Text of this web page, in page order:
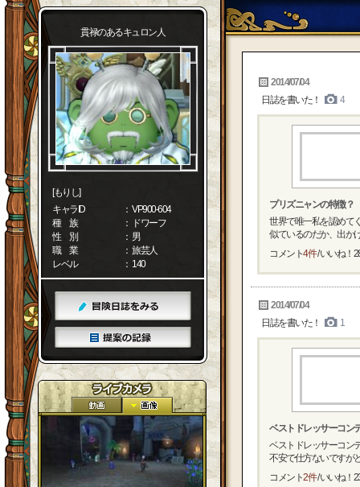
貫禄のあるキュロン人
[もりし]
キャラID
： VP900-604
種 族
： ドワーフ
性 別
： 男
職 業
： 旅芸人
レベル
： 140
2014/07/04
日誌を書いた！
4
プリズニャンの特徴？
世界で唯一私を認めて
似ているのだか、出か
コメント4件/ いいね！
2014/07/04
日誌を書いた！
1
ベストドレッサーコン
ベストドレッサーコン
不安で仕方ないですが
コメント2件/ いいね！